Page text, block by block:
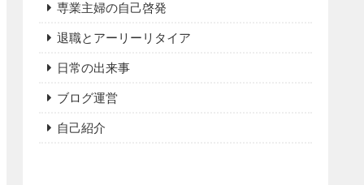
専業主婦の自己啓発
退職とアーリーリタイア
日常の出来事
ブログ運営
自己紹介